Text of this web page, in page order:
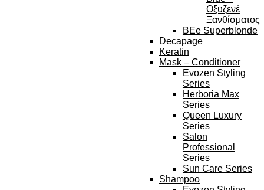
Οξυζενέ
Ξανθίσματος
BEe Superblonde
Decapage
Keratin
Mask – Conditioner
Evozen Styling
Series
Herboria Max
Series
Queen Luxury
Series
Salon
Professional
Series
Sun Care Series
Shampoo